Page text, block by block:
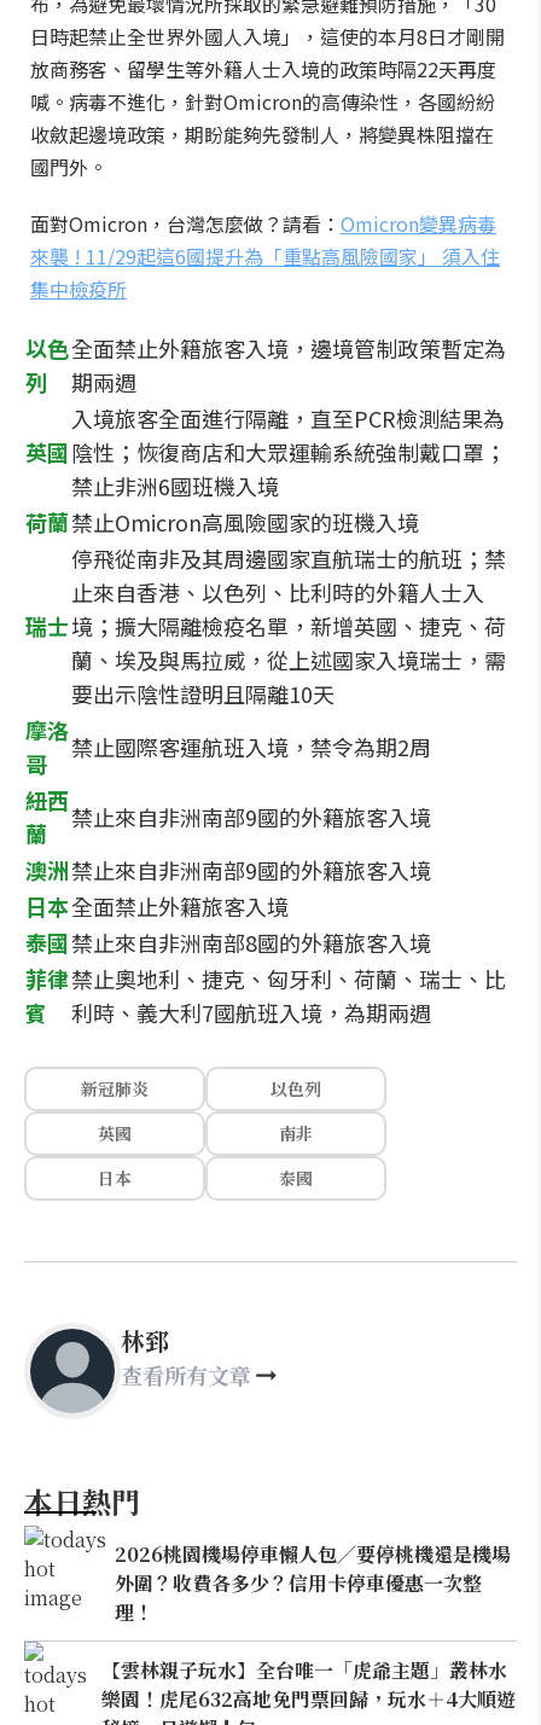
日時起禁止全世界外國人入境」，這使的本月8日才剛開
放商務客、留學生等外籍人士入境的政策時隔22天再度
喊。病毒不進化，針對Omicron的高傳染性，各國紛紛
收斂起邊境政策，期盼能夠先發制人，將變異株阻擋在
國門外。
面對Omicron，台灣怎麼做？請看： Omicron變異病毒
來襲 ! 11/29起這6國提升為「重點高風險國家」 須入住
集中檢疫所
以色
列
全面禁止外籍旅客入境，邊境管制政策暫定為
期兩週
英國
入境旅客全面進行隔離，直至PCR檢測結果為
陰性；恢復商店和大眾運輸系統強制戴口罩；
禁止非洲6國班機入境
荷蘭禁止Omicron高風險國家的班機入境
瑞士
停飛從南非及其周邊國家直航瑞士的航班；禁
止來自香港、以色列、比利時的外籍人士入
境；擴大隔離檢疫名單，新增英國、捷克、荷
蘭、埃及與馬拉威，從上述國家入境瑞士，需
要出示陰性證明且隔離10天
摩洛
哥
禁止國際客運航班入境，禁令為期2周
紐西
蘭
禁止來自非洲南部9國的外籍旅客入境
澳洲禁止來自非洲南部9國的外籍旅客入境
日本全面禁止外籍旅客入境
泰國禁止來自非洲南部8國的外籍旅客入境
菲律
賓
禁止奧地利、捷克、匈牙利、荷蘭、瑞士、比
利時、義大利7國航班入境，為期兩週
新冠肺炎
以色列
英國
南非
日本
泰國
林郅
查看所有文章
本日熱門
2026桃園機場停車懶人包／要停桃機還是機場
外圍？收費各多少？信用卡停車優惠一次整
理！
【雲林親子玩水】全台唯一「虎爺主題」叢林水
樂園！虎尾632高地免門票回歸，玩水＋4大順遊